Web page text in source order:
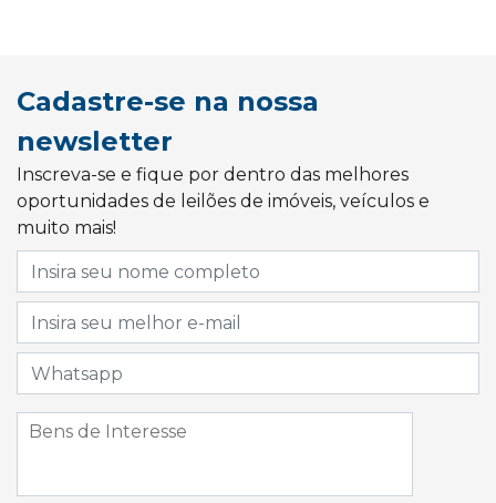
Cadastre-se na nossa
newsletter
Inscreva-se e fique por dentro das melhores
oportunidades de leilões de imóveis, veículos e
muito mais!